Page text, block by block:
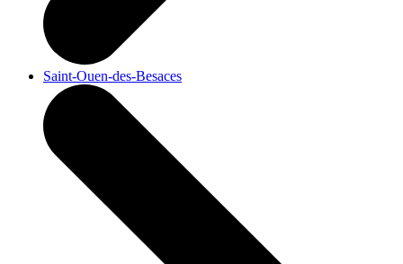
Saint-Ouen-des-Besaces